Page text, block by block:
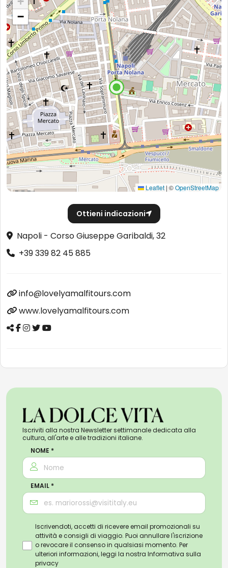
−
Leaflet | ©OpenStreetMap
Ottieni indicazioni
Napoli - Corso Giuseppe Garibaldi, 32
+39 339 82 45 885
info@lovelyamalfitours.com
www.lovelyamalfitours.com
Iscriviti alla nostra Newsletter settimanale dedicata alla
cultura, all'arte e alle tradizioni italiane.
NOME *
EMAIL *
Iscrivendoti, accetti di ricevere email promozionali su
attività e consigli di viaggio. Puoi annullare l'iscrizione
o revocare il consenso in qualsiasi momento. Per
ulteriori informazioni, leggi la nostra Informativa sulla
privacy